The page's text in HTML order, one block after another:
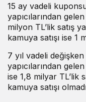
15 ay vadeli
yapıcılarından
milyon TL’lik satış
kamuya satışı ise
7 yıl vadeli
yapıcılarından
ise 1,8 milyar TL’lik
kamuya satışı